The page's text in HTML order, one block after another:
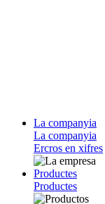
La companyia
La companyia
Ercros en xifres
Productes
Productes